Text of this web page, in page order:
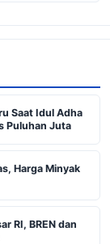
Saat Idul Adha
Puluhan Juta
Harga Minyak
RI, BREN dan